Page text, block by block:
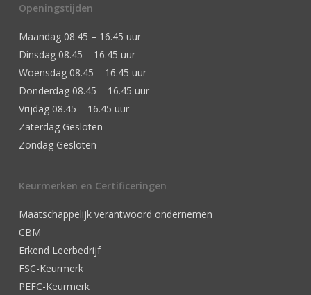
Openingstijden
Maandag 08.45 – 16.45 uur
Dinsdag 08.45 – 16.45 uur
Woensdag 08.45 – 16.45 uur
Donderdag 08.45 – 16.45 uur
Vrijdag 08.45 – 16.45 uur
Zaterdag Gesloten
Zondag Gesloten
Keurmerken en Certificeringen
Maatschappelijk verantwoord ondernemen
CBM
Erkend Leerbedrijf
FSC-Keurmerk
PEFC-Keurmerk